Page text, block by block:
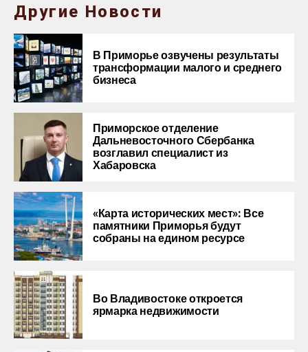
Другие Новости
В Приморье озвучены результаты
трансформации малого и среднего
бизнеса
Приморское отделение
Дальневосточного Сбербанка
возглавил специалист из
Хабаровска
«Карта исторических мест»: Все
памятники Приморья будут
собраны на едином ресурсе
Во Владивостоке откроется
ярмарка недвижимости